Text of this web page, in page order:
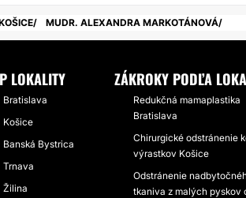
MUDR. ALEXANDRA MARKOTÁNOVÁ
LOKALITY
Bratislava
Košice
Banská Bystrica
Trnava
Žilina
ZÁKROKY PODĽA
Redukčná mamaplastika
Bratislava
Chirurgické odstránenie
výrastkov Košice
Odstránenie
tkaniva z malých pyskov